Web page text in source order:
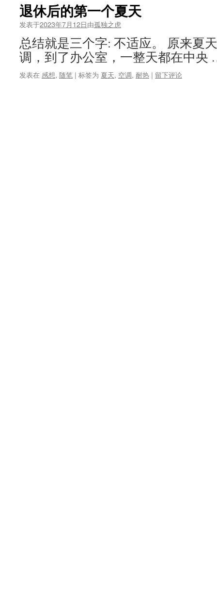
退休后的第一个夏天
发表于2023年7月12日由孤独之虎
总结就是三个字: 不适应。 原来夏
调，到了办公室，一整天都在中
发表在 感想, 随笔 | 标签为 夏天, 空调, 耐热 | 留下评论